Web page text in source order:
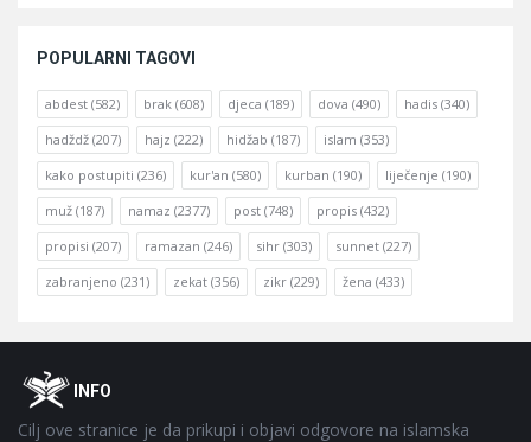
POPULARNI TAGOVI
abdest (582) brak (608) djeca (189) dova (490) hadis (340)
hadždž (207) hajz (222) hidžab (187) islam (353)
kako postupiti (236) kur'an (580) kurban (190) liječenje (190)
muž (187) namaz (2377) post (748) propis (432)
propisi (207) ramazan (246) sihr (303) sunnet (227)
zabranjeno (231) zekat (356) zikr (229) žena (433)
FooterOINFO
Cilj ove stranice je da prikupi i objavi odgovore na islamska